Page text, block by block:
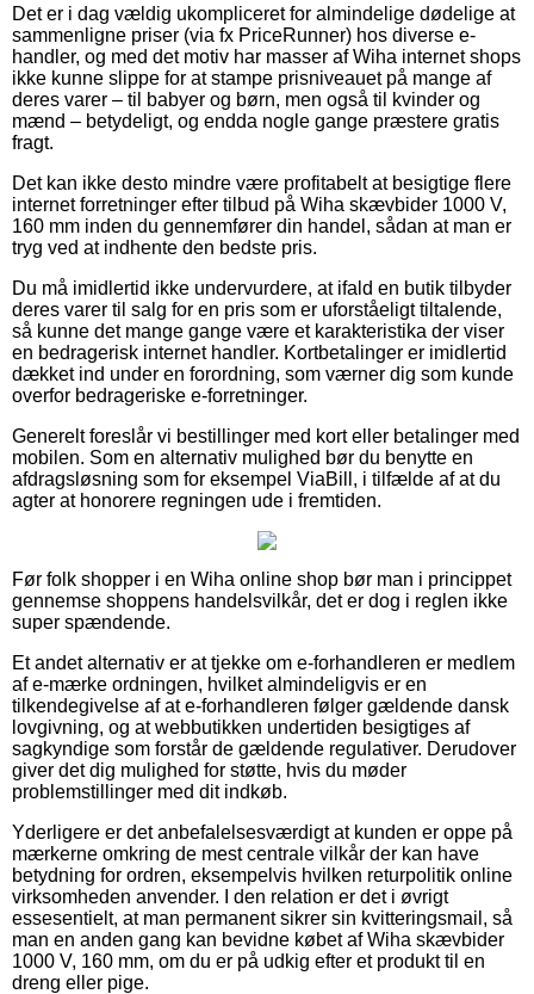
Det er i dag vældig ukompliceret for almindelige dødelige at
sammenligne priser (via fx PriceRunner) hos diverse e-
handler, og med det motiv har masser af Wiha internet shops
ikke kunne slippe for at stampe prisniveauet på mange af
deres varer – til babyer og børn, men også til kvinder og
mænd – betydeligt, og endda nogle gange præstere gratis
fragt.
Det kan ikke desto mindre være profitabelt at besigtige flere
internet forretninger efter tilbud på Wiha skævbider 1000 V,
160 mm inden du gennemfører din handel, sådan at man er
tryg ved at indhente den bedste pris.
Du må imidlertid ikke undervurdere, at ifald en butik tilbyder
deres varer til salg for en pris som er uforståeligt tiltalende,
så kunne det mange gange være et karakteristika der viser
en bedragerisk internet handler. Kortbetalinger er imidlertid
dækket ind under en forordning, som værner dig som kunde
overfor bedrageriske e-forretninger.
Generelt foreslår vi bestillinger med kort eller betalinger med
mobilen. Som en alternativ mulighed bør du benytte en
afdragsløsning som for eksempel ViaBill, i tilfælde af at du
agter at honorere regningen ude i fremtiden.
Før folk shopper i en Wiha online shop bør man i princippet
gennemse shoppens handelsvilkår, det er dog i reglen ikke
super spændende.
Et andet alternativ er at tjekke om e-forhandleren er medlem
af e-mærke ordningen, hvilket almindeligvis er en
tilkendegivelse af at e-forhandleren følger gældende dansk
lovgivning, og at webbutikken undertiden besigtiges af
sagkyndige som forstår de gældende regulativer. Derudover
giver det dig mulighed for støtte, hvis du møder
problemstillinger med dit indkøb.
Yderligere er det anbefalelsesværdigt at kunden er oppe på
mærkerne omkring de mest centrale vilkår der kan have
betydning for ordren, eksempelvis hvilken returpolitik online
virksomheden anvender. I den relation er det i øvrigt
essesentielt, at man permanent sikrer sin kvitteringsmail, så
man en anden gang kan bevidne købet af Wiha skævbider
1000 V, 160 mm, om du er på udkig efter et produkt til en
dreng eller pige.